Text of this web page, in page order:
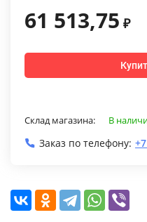
61 513,75 ₽
Склад магазина: В
Заказ по телефону: